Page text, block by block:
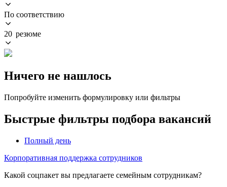
По соответствию
20 резюме
Ничего не нашлось
Попробуйте изменить формулировку или фильтры
Быстрые фильтры подбора вакансий
Полный день
Корпоративная поддержка сотрудников
Какой соцпакет вы предлагаете семейным сотрудникам?